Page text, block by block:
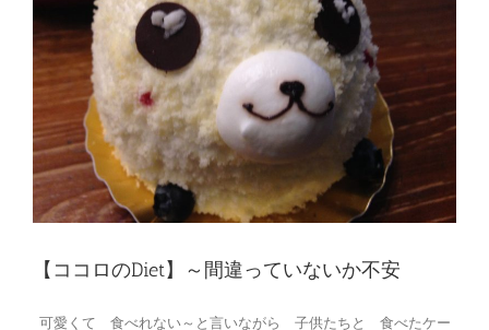
【ココロのDiet】～間違っていないか不安
可愛くて 食べれない～と言いながら 子供たちと 食べたケー